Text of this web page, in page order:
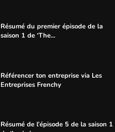
Résumé du premier épisode de la
saison 1 de ‘The...
Référencer ton entreprise via Les
Entreprises Frenchy
Résumé de l’épisode 5 de la saison 1